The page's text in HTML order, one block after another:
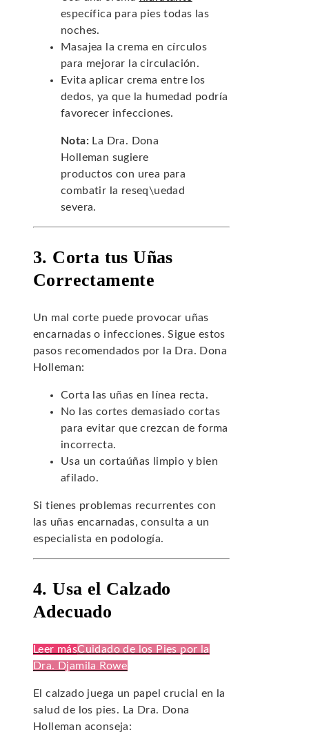
específica para pies todas las
noches.
Masajea la crema en círculos
para mejorar la circulación.
Evita aplicar crema entre los
dedos, ya que la humedad podría
favorecer infecciones.
Nota: La Dra. Dona
Holleman sugiere
productos con urea para
combatir la reseq\uedad
severa.
3. Corta tus Uñas
Correctamente
Un mal corte puede provocar uñas
encarnadas o infecciones. Sigue estos
pasos recomendados por la Dra. Dona
Holleman:
Corta las uñas en línea recta.
No las cortes demasiado cortas
para evitar que crezcan de forma
incorrecta.
Usa un cortaúñas limpio y bien
afilado.
Si tienes problemas recurrentes con
las uñas encarnadas, consulta a un
especialista en podología.
4. Usa el Calzado
Adecuado
Leer másCuidado de los Pies por la
Dra. Djamila Rowe
El calzado juega un papel crucial en la
salud de los pies. La Dra. Dona
Holleman aconseja: